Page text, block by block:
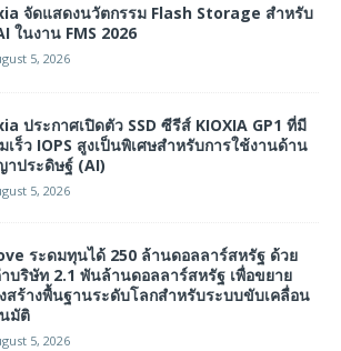
จัดแสดงนวัตกรรม Flash Storage สำหรับ
ในงาน FMS 2026
5, 2026
ประกาศเปิดตัว SSD ซีรีส์ KIOXIA GP1 ที่มี
เร็ว IOPS สูงเป็นพิเศษสำหรับการใช้งานด้าน
ประดิษฐ์ (AI)
5, 2026
ระดมทุนได้ 250 ล้านดอลลาร์สหรัฐ ด้วย
บริษัท 2.1 พันล้านดอลลาร์สหรัฐ เพื่อขยาย
สร้างพื้นฐานระดับโลกสำหรับระบบขับเคลื่อน
มัติ
5, 2026